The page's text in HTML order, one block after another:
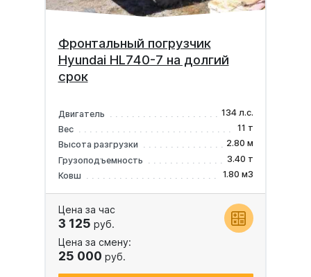
Фронтальный погрузчик
Hyundai HL740-7 на долгий
срок
Двигатель
134 л.с.
Вес
11 т
Высота разгрузки
2.80 м
Грузоподъемность
3.40 т
Ковш
1.80 м3
Цена за час
3 125 руб.
Цена за смену:
25 000 руб.